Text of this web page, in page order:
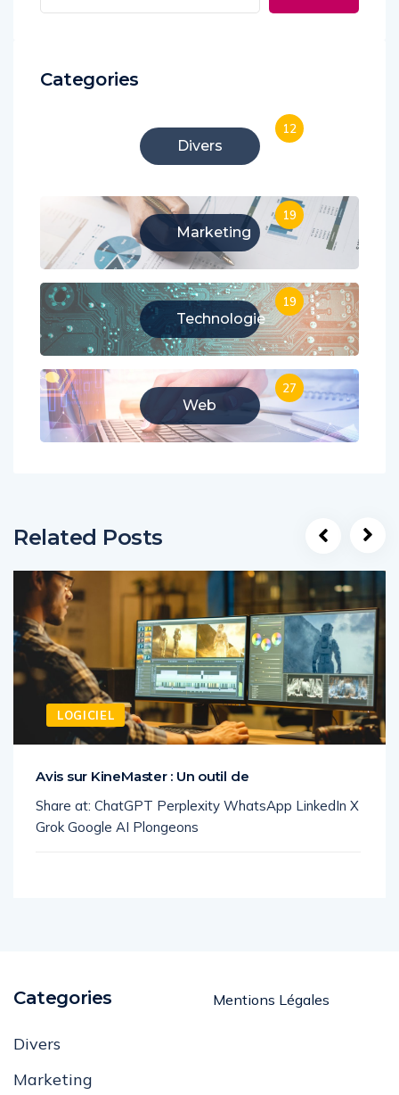
Categories
Divers
12
Marketing
19
Technologie
19
Web
27
Related Posts
LOGICIEL
Avis sur KineMaster : Un outil de
Share at: ChatGPT Perplexity WhatsApp LinkedIn X
Grok Google AI Plongeons
Categories
Divers
Marketing
Mentions Légales